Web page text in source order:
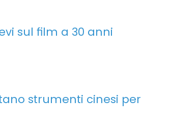
sul film a 30 anni
strumenti cinesi per